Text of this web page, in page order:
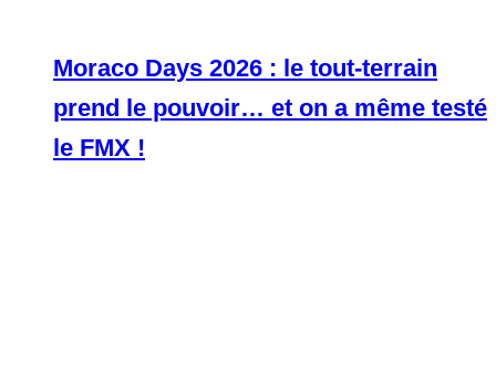
Moraco Days 2026 : le tout-terrain
prend le pouvoir… et on a même testé
le FMX !